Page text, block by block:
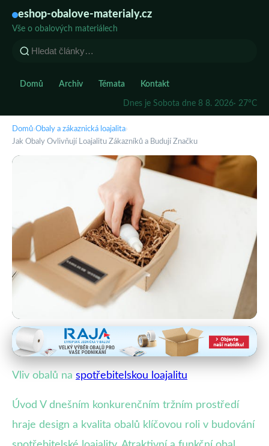
eshop-obalove-materialy.cz
Vše o obalových materiálech
Domů Archiv Témata Kontakt
Dnes je Sobota dne 8 8. 2026· 27°C
Domů›Obaly a zákaznická loajalita›
Jak Obaly Ovlivňují Loajalitu Zákazníků a Budují Značku
Obaly a zákaznická loajalita
Jak Obaly Ovlivňují Loajalitu
Vliv obalů na spotřebitelskou loajalitu
Úvod V dnešním konkurenčním tržním prostředí
hraje design a kvalita obalů klíčovou roli v budování